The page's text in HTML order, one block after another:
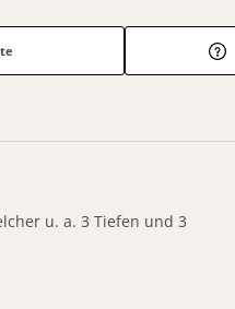
u. a. 3 Tiefen und 3